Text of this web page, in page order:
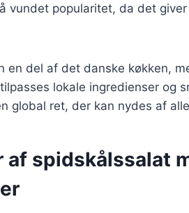
vundet popularitet, da det
en del af det danske køkken,
lokale ingredienser og
global ret, der kan nydes af
af spidskålssalat